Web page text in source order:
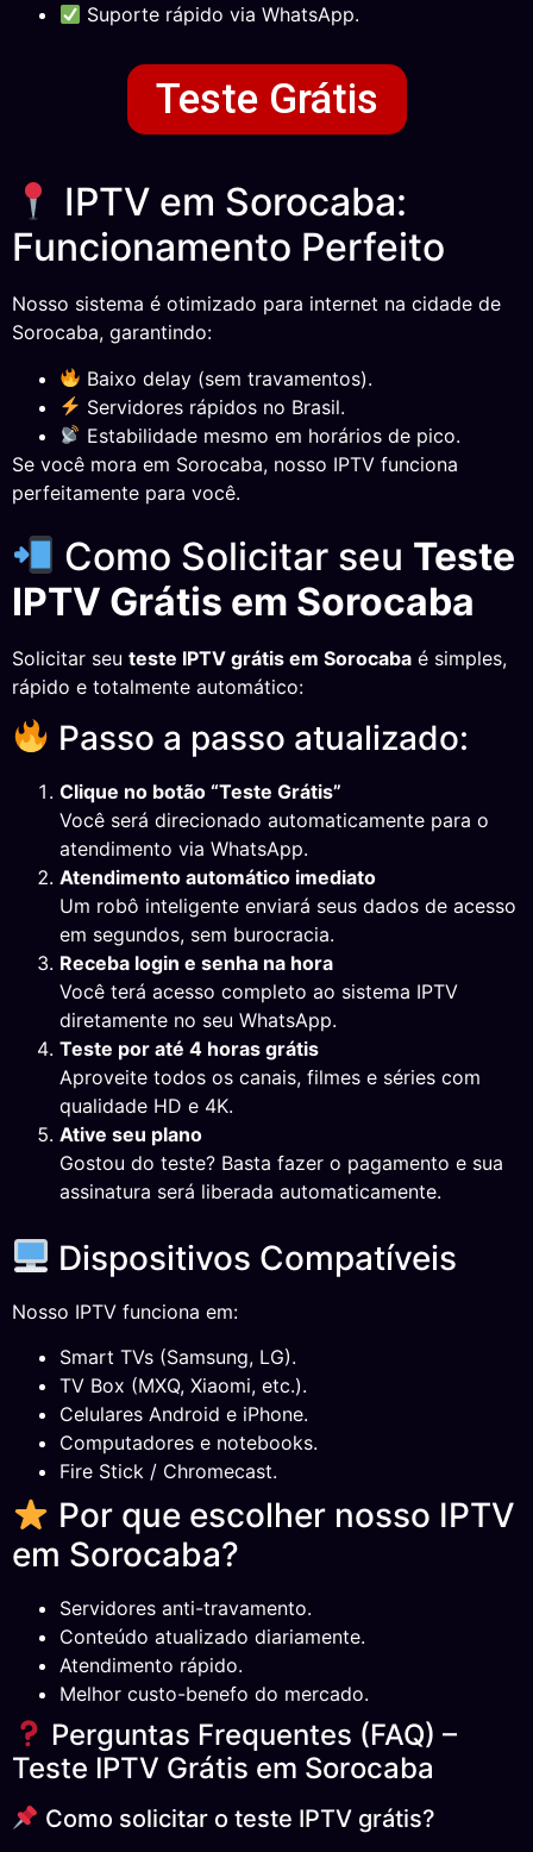
Suporte rápido via WhatsApp.
Teste Grátis
IPTV em Sorocaba:
Funcionamento Perfeito
Nosso sistema é otimizado para internet na cidade de
Sorocaba, garantindo:
Baixo delay (sem travamentos).
Servidores rápidos no Brasil.
Estabilidade mesmo em horários de pico.
Se você mora em Sorocaba, nosso IPTV funciona
perfeitamente para você.
Como Solicitar seu Teste
IPTV Grátis em Sorocaba
Solicitar seu teste IPTV grátis em Sorocaba é simples,
rápido e totalmente automático:
Passo a passo atualizado:
Clique no botão “Teste Grátis”
Você será direcionado automaticamente para o
atendimento via WhatsApp.
Atendimento automático imediato
Um robô inteligente enviará seus dados de acesso
em segundos, sem burocracia.
Receba login e senha na hora
Você terá acesso completo ao sistema IPTV
diretamente no seu WhatsApp.
Teste por até 4 horas grátis
Aproveite todos os canais, filmes e séries com
qualidade HD e 4K.
Ative seu plano
Gostou do teste? Basta fazer o pagamento e sua
assinatura será liberada automaticamente.
Dispositivos Compatíveis
Nosso IPTV funciona em:
Smart TVs (Samsung, LG).
TV Box (MXQ, Xiaomi, etc.).
Celulares Android e iPhone.
Computadores e notebooks.
Fire Stick / Chromecast.
Por que escolher nosso IPTV
em Sorocaba?
Servidores anti-travamento.
Conteúdo atualizado diariamente.
Atendimento rápido.
Melhor custo-benefo do mercado.
Perguntas Frequentes (FAQ) –
Teste IPTV Grátis em Sorocaba
Como solicitar o teste IPTV grátis?